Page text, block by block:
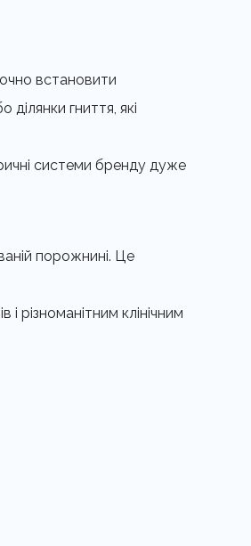
встановити
гниття, які
системи бренду дуже
порожнині. Це
різноманітним клінічним